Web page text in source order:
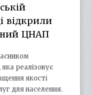
відкрили
ЦНАП
реалізовує
якості
для населення.